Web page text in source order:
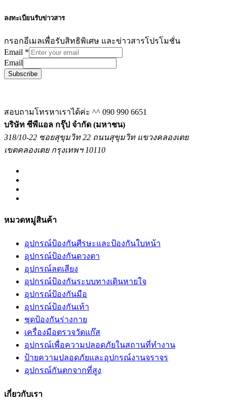
ลงทะเบียนรับข่าวสาร
กรอกอีเมลเพื่อรับสิทธิพิเศษ และข่าวสารโปรโมชั่น
Email *
Email
Subscribe
สอบถามโทรหาเราได้ค่ะ ^^ 090 990 6651
บริษัท ซีพีแอล กรุ๊ป จำกัด (มหาชน)
318/10-22 ซอยสุขุมวิท 22 ถนนสุขุมวิท แขวงคลองเตย
เขตคลองเตย กรุงเทพฯ 10110
หมวดหมู่สินค้า
อุปกรณ์ป้องกันศีรษะและป้องกันใบหน้า
อุปกรณ์ป้องกันดวงตา
อุปกรณ์ลดเสียง
อุปกรณ์ป้องกันระบบทางเดินหายใจ
อุปกรณ์ป้องกันมือ
อุปกรณ์ป้องกันเท้า
ชุดป้องกันร่างกาย
เครื่องมือตรวจวัดแก๊ส
อุปกรณ์เพื่อความปลอดภัยในสถานที่ทำงาน
ป้ายความปลอดภัยและอุปกรณ์งานจราจร
อุปกรณ์กันตกจากที่สูง
เกี่ยวกับเรา